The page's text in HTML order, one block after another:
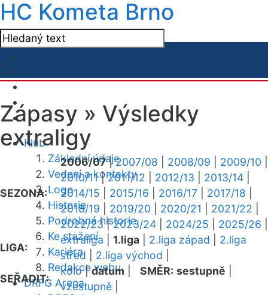
HC Kometa Brno
Klub
Základní údaje
Vedení a kontakty
Logo
Historie
Podrobná historie
Ke stažení
Kariéra
Redakce webu
DRFG Arena
Zápasy » Výsledky
extraligy
SEZONA:
2006/07|2007/08 2008/09 2009/10
2010/11|2011/12 2012/13 2013/14
2014/15
2015/16 2016/17 2017/18
2018/19
2019/20 2020/21 2021/22
2022/23|2023/24 2024/25 2025/26
LIGA:
extraliga 1.liga 2.liga západ
2.liga
střed
2.liga východ
SEŘADIT:
kolo|datum SMĚR: sestupně
vzestupně